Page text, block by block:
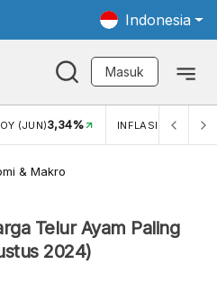
Indonesia
Masuk
(JUN)3,34% INFLASI MOM
& Makro
Telur Ayam Paling
2024)